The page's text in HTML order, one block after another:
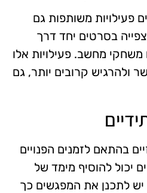
פעילויות משותפות גם
בסרטים יחד דרך
מחשב. פעילויות אלו
קרובים יותר, גם
בהתאם לזמנים הפנויים
יכול להוסיף מימד של
לתכנן את המפגשים כך